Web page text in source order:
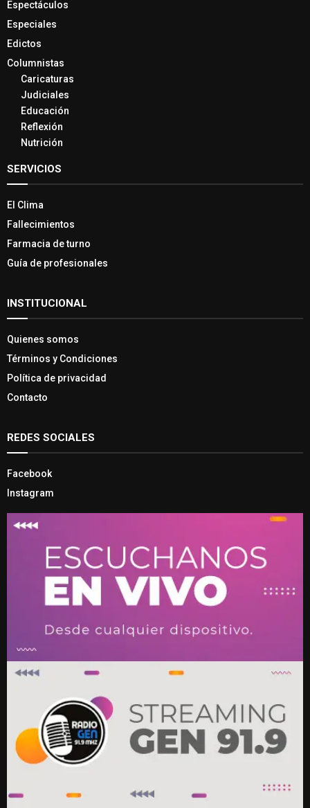
Espectáculos
Especiales
Edictos
Columnistas
Caricaturas
Judiciales
Educación
Reflexión
Nutrición
SERVICIOS
El Clima
Fallecimientos
Farmacia de turno
Guía de profesionales
INSTITUCIONAL
Quienes somos
Términos y Condiciones
Política de privacidad
Contacto
REDES SOCIALES
Facebook
Instagram